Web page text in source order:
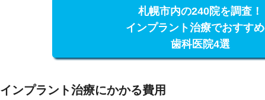
札幌市内の240院を調査！
インプラント治療でおすす
歯科医院4選
インプラント治療にかかる費用